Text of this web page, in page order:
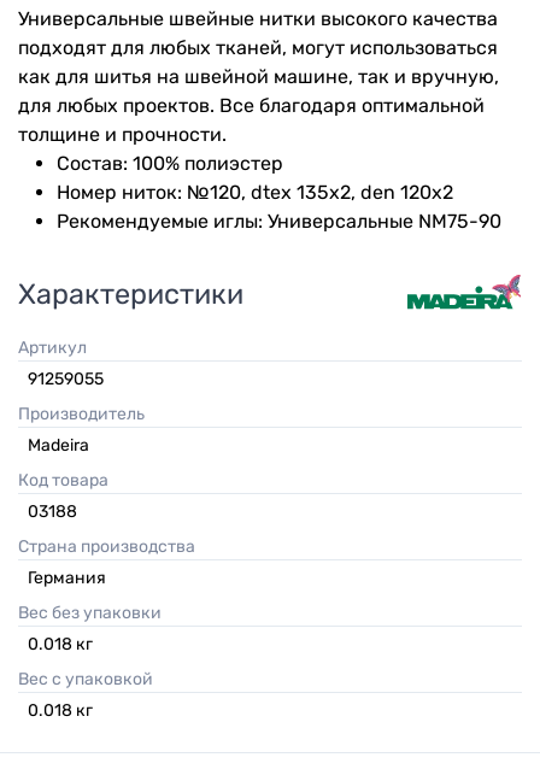
Универсальные швейные нитки высокого качества
подходят для любых тканей, могут использоваться
как для шитья на швейной машине, так и вручную,
для любых проектов. Все благодаря оптимальной
толщине и прочности.
Состав: 100% полиэстер
Номер ниток: №120, dtex 135x2, den 120x2
Рекомендуемые иглы: Универсальные NM75-90
Характеристики
Артикул
91259055
Производитель
Madeira
Код товара
03188
Страна производства
Германия
Вес без упаковки
0.018 кг
Вес с упаковкой
0.018 кг